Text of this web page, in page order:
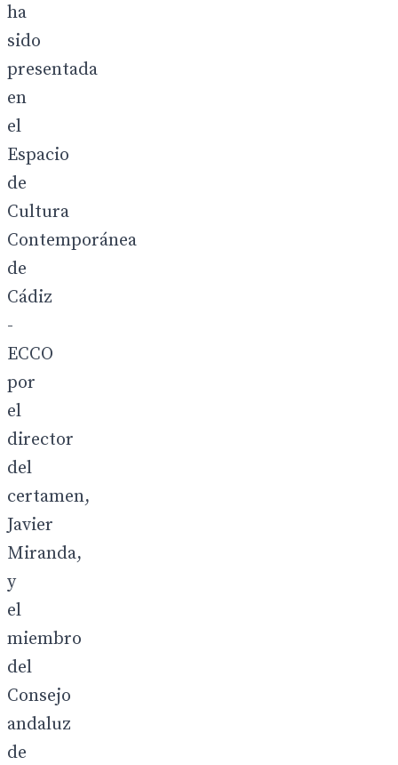
ha
sido
presentada
en
el
Espacio
de
Cultura
Contemporánea
de
Cádiz
-
ECCO
por
el
director
del
certamen,
Javier
Miranda,
y
el
miembro
del
Consejo
andaluz
de